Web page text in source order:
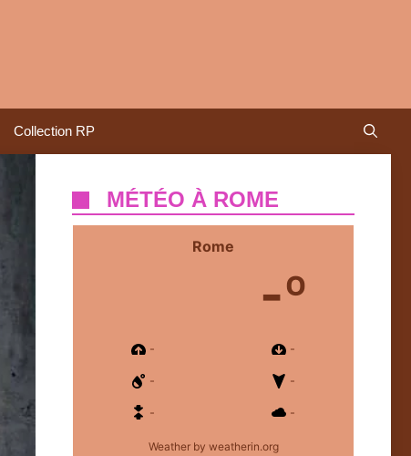
Collection RP
MÉTÉO À ROME
Rome
-º
- -
- -
- -
Weatherby weatherin.org